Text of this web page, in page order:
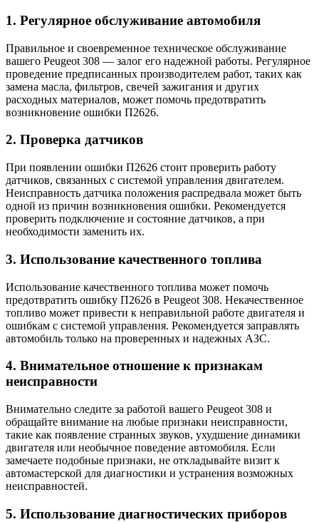
1. Регулярное обслуживание автомобиля
Правильное и своевременное техническое обслуживание
вашего Peugeot 308 — залог его надежной работы. Регулярное
проведение предписанных производителем работ, таких как
замена масла, фильтров, свечей зажигания и других
расходных материалов, может помочь предотвратить
возникновение ошибки П2626.
2. Проверка датчиков
При появлении ошибки П2626 стоит проверить работу
датчиков, связанных с системой управления двигателем.
Неисправность датчика положения распредвала может быть
одной из причин возникновения ошибки. Рекомендуется
проверить подключение и состояние датчиков, а при
необходимости заменить их.
3. Использование качественного топлива
Использование качественного топлива может помочь
предотвратить ошибку П2626 в Peugeot 308. Некачественное
топливо может привести к неправильной работе двигателя и
ошибкам с системой управления. Рекомендуется заправлять
автомобиль только на проверенных и надежных АЗС.
4. Внимательное отношение к признакам
неисправности
Внимательно следите за работой вашего Peugeot 308 и
обращайте внимание на любые признаки неисправности,
такие как появление странных звуков, ухудшение динамики
двигателя или необычное поведение автомобиля. Если
замечаете подобные признаки, не откладывайте визит к
автомастерской для диагностики и устранения возможных
неисправностей.
5. Использование диагностических приборов